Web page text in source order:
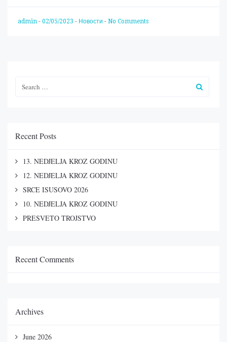
admin - 02/05/2023 - Новости - No Comments
Recent Posts
13. NEDJELJA KROZ GODINU
12. NEDJELJA KROZ GODINU
SRCE ISUSOVO 2026
10. NEDJELJA KROZ GODINU
PRESVETO TROJSTVO
Recent Comments
Archives
June 2026